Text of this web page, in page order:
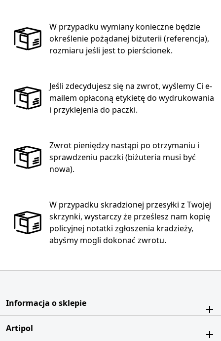
W przypadku wymiany konieczne będzie
określenie pożądanej biżuterii (referencja),
rozmiaru jeśli jest to pierścionek.
Jeśli zdecydujesz się na zwrot, wyślemy Ci e-
mailem opłaconą etykietę do wydrukowania
i przyklejenia do paczki.
Zwrot pieniędzy nastąpi po otrzymaniu i
sprawdzeniu paczki (biżuteria musi być
nowa).
W przypadku skradzionej przesyłki z Twojej
skrzynki, wystarczy że prześlesz nam kopię
policyjnej notatki zgłoszenia kradzieży,
abyśmy mogli dokonać zwrotu.
Informacja o sklepie
Artipol